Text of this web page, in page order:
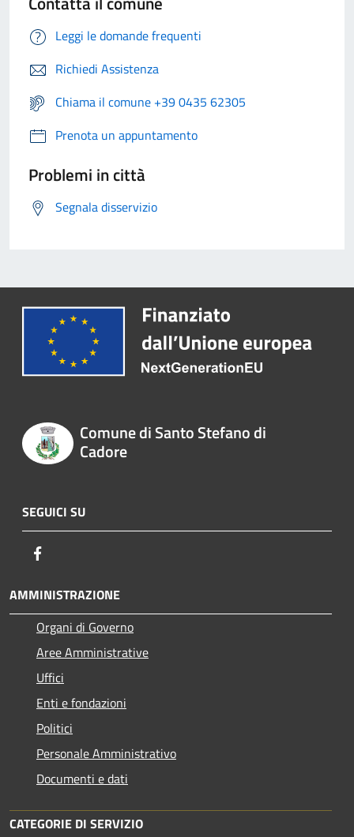
Leggi le domande frequenti
Richiedi Assistenza
Chiama il comune +39 0435 62305
Prenota un appuntamento
Problemi in città
Segnala disservizio
Comune di Santo Stefano di
Cadore
SEGUICI SU
AMMINISTRAZIONE
Organi di Governo
Aree Amministrative
Uffici
Enti e fondazioni
Politici
Personale Amministrativo
Documenti e dati
CATEGORIE DI SERVIZIO